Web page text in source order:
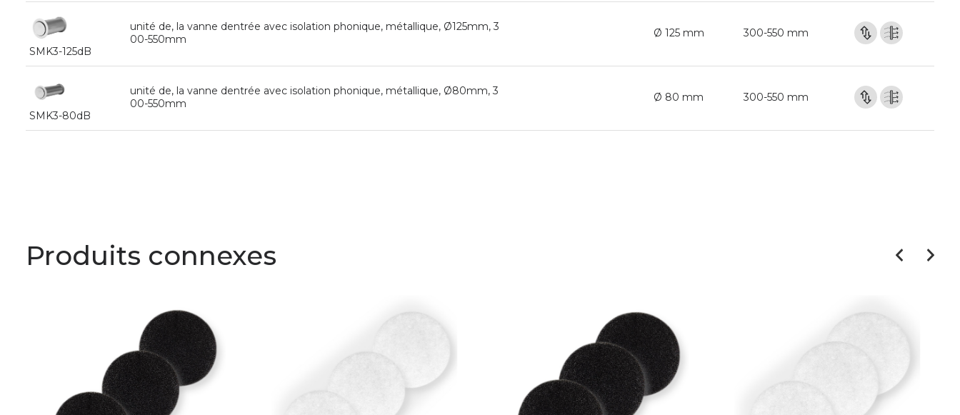
SMK3-125dB
unité de, la vanne dentrée avec isolation phonique, métallique, Ø125mm, 3
00-550mm
Ø 125 mm 300-550 mm
SMK3-80dB
unité de, la vanne dentrée avec isolation phonique, métallique, Ø80mm, 3
00-550mm
Ø 80 mm 300-550 mm
Produits connexes